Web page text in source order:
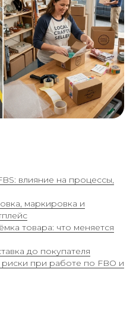
влияние на процессы,
маркировка и
товара: что меняется
до покупателя
риски при работе по FBO и